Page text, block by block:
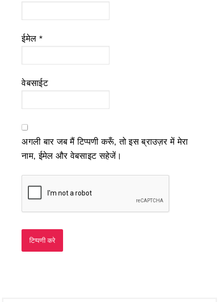
ईमेल *
वेबसाईट
अगली बार जब मैं टिप्पणी करूँ, तो इस ब्राउज़र में मेरा
नाम, ईमेल और वेबसाइट सहेजें।